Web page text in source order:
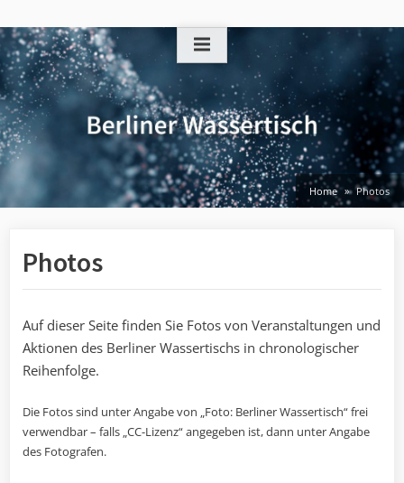
to
content
Home Photos
Photos
Auf dieser Seite finden Sie Fotos von Veranstaltungen und
Aktionen des Berliner Wassertischs in chronologischer
Reihenfolge.
Die Fotos sind unter Angabe von „Foto: Berliner Wassertisch“ frei
verwendbar – falls „CC-Lizenz“ angegeben ist, dann unter Angabe
des Fotografen.